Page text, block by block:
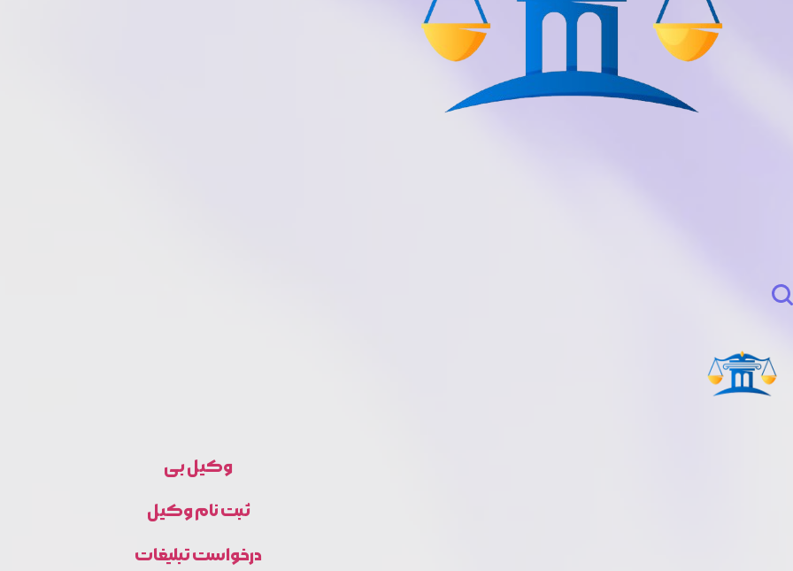
وکیل بی
ثبت نام وکیل
درخواست تبلیغات